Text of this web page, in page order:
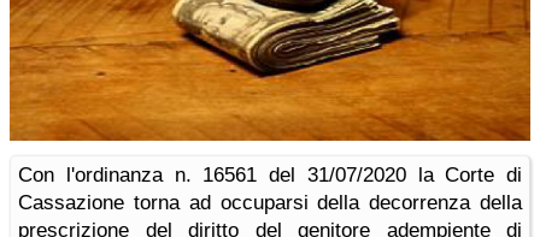
Con l'ordinanza n. 16561 del 31/07/2020 la Corte di
Cassazione torna ad occuparsi della decorrenza della
prescrizione del diritto del genitore adempiente di